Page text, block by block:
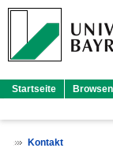
Startseite Browsen
Kontakt